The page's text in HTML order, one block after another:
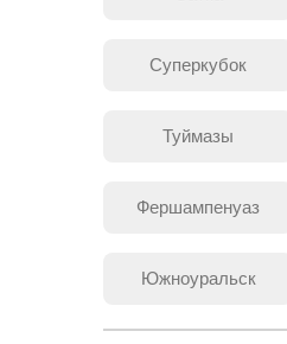
Суперкубок
Туймазы
Фершампенуаз
Южноуральск